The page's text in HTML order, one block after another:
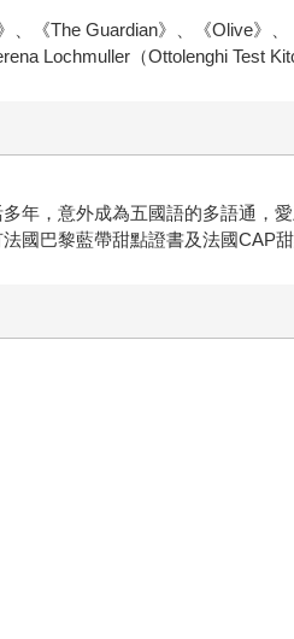
《The Guardian》、《Olive》
Lochmuller（Ottolenghi Test
年，意外成為五國語的多語通，
國巴黎藍帶甜點證書及法國CAP